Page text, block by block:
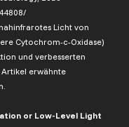
Licht von
Cytochrom-c-Oxidase)
und verbesserten
erwähnte
or Low-Level Light